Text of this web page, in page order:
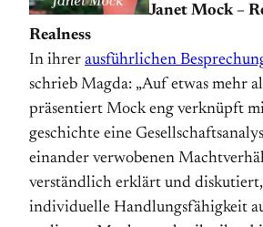
Janet Mock –
Realness
In ihrer ausführlichen
schrieb Magda: „Auf etwas mehr
präsentiert Mock eng verknüpft
geschichte eine
einander verwobenen
verständlich erklärt und
individuelle Handlungs­fähigkeit